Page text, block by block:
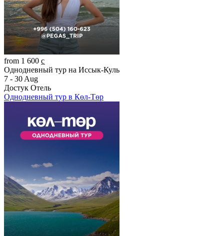
from 1 600 c̲
Однодневный тур на Иссык-Куль
7 - 30 Aug
Достук Отель
Однодневный тур в Көл-Төр